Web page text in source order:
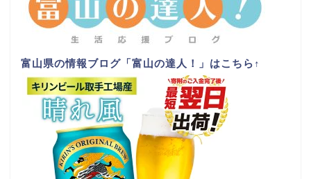
富山県の情報ブログ「富山の達人！」はこちら ↑